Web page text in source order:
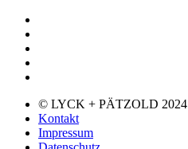
© LYCK + PÄTZOLD 2024
Kontakt
Impressum